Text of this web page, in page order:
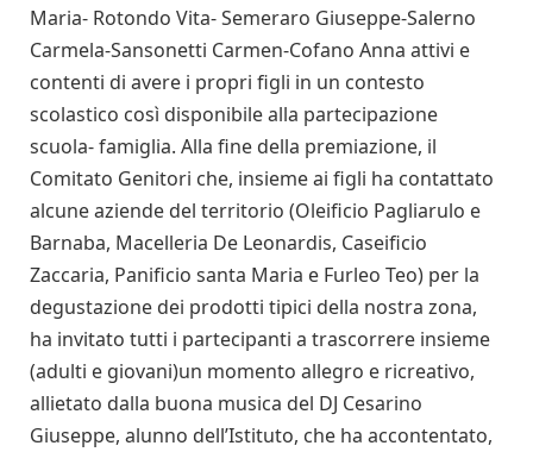
Maria- Rotondo Vita- Semeraro Giuseppe-Salerno
Carmela-Sansonetti Carmen-Cofano Anna attivi e
contenti di avere i propri figli in un contesto
scolastico così disponibile alla partecipazione
scuola- famiglia. Alla fine della premiazione, il
Comitato Genitori che, insieme ai figli ha contattato
alcune aziende del territorio (Oleificio Pagliarulo e
Barnaba, Macelleria De Leonardis, Caseificio
Zaccaria, Panificio santa Maria e Furleo Teo) per la
degustazione dei prodotti tipici della nostra zona,
ha invitato tutti i partecipanti a trascorrere insieme
(adulti e giovani)un momento allegro e ricreativo,
allietato dalla buona musica del DJ Cesarino
Giuseppe, alunno dell’Istituto, che ha accontentato,